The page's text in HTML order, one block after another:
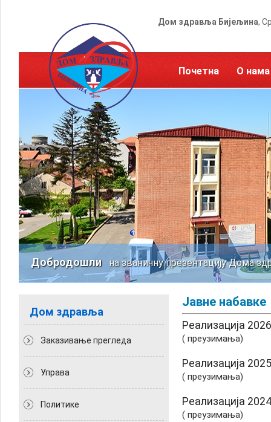
Дом здравља Бијељина,
Почетна О нама
Добродошлина званичну презентацију Дома
Дом здравља
Заказивање прегледа
Управа
Политикe
Јавне набавке
Реализација
( преузимања)
Реализација
( преузимања)
Реализација
( преузимања)